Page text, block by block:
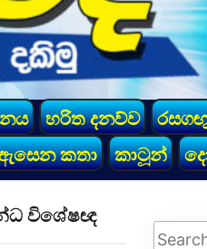
හරිත දනව්ව
කතා කාටූන්
විශේෂඥ